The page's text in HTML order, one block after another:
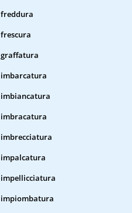
freddura
frescura
graffatura
imbarcatura
imbiancatura
imbracatura
imbrecciatura
impalcatura
impellicciatura
impiombatura